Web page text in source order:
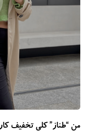
من “طناز” کلی تخفیف